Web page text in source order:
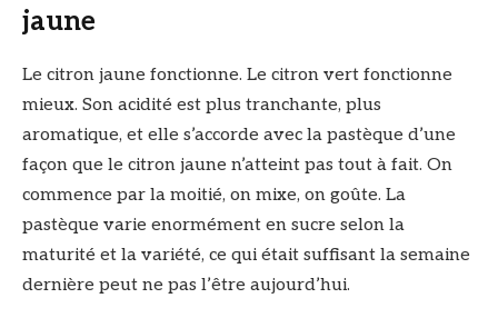
jaune
Le citron jaune fonctionne. Le citron vert fonctionne
mieux. Son acidité est plus tranchante, plus
aromatique, et elle s’accorde avec la pastèque d’une
façon que le citron jaune n’atteint pas tout à fait. On
commence par la moitié, on mixe, on goûte. La
pastèque varie enormément en sucre selon la
maturité et la variété, ce qui était suffisant la semaine
dernière peut ne pas l’être aujourd’hui.